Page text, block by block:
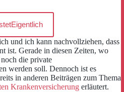
und ich kann nachvollziehen, dass
ist. Gerade in diesen Zeiten, wo
die private
werden soll. Dennoch ist es
in anderen Beiträgen zum Thema
Krankenversicherung erläutert.